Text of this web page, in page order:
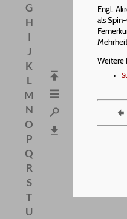
G
H
I
J
K
L
M
N
O
P
Q
R
S
T
U
Engl.
als
Weitere